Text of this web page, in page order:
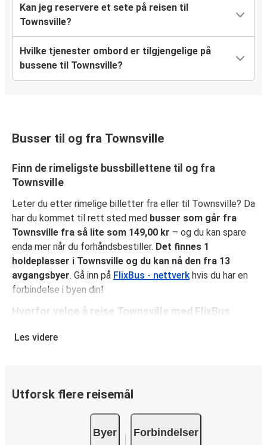
Kan jeg reservere et sete på reisen til
Townsville?
Hvilke tjenester ombord er tilgjengelige på
bussene til Townsville?
Busser til og fra Townsville
Finn de rimeligste bussbillettene til og fra
Townsville
Leter du etter rimelige billetter fra eller til Townsville? Da
har du kommet til rett sted med busser som går fra
Townsville fra så lite som 149,00 kr – og du kan spare
enda mer når du forhåndsbestiller. Det finnes 1
holdeplasser i Townsville og du kan nå den fra 13
avgangsbyer. Gå inn på FlixBus - nettverkhvis du har en
forbindelse i byen din!
Hvorfor velge å reise Townsville med FlixBus
FlixBus kombinerer rimelige priser med komfort for å gi en
favorittsete når du reserverer billetten din, som inkluderer
Hvordan reservere bussbillett til eller fra
Les videre
Utforsk flere reisemål
Byer Forbindelser